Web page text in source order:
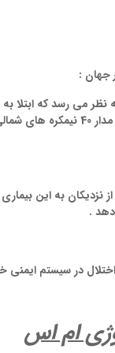
جهان :
نظر مي رسد كه ابتلا
ساكنان نواحي اطراف مدار 40
نزديكان به اين
.
در سيستم ايمني
ام اس